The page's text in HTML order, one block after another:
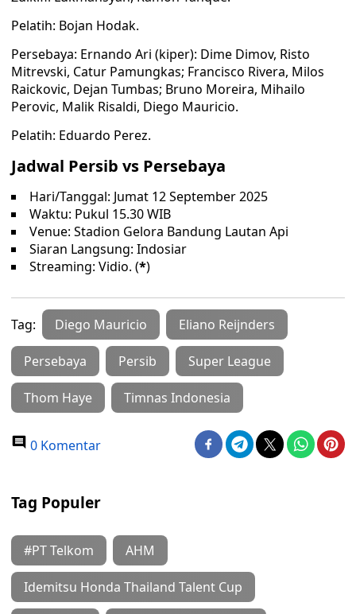
Pelatih: Bojan Hodak.
Persebaya: Ernando Ari (kiper): Dime Dimov, Risto
Mitrevski, Catur Pamungkas; Francisco Rivera, Milos
Raickovic, Dejan Tumbas; Bruno Moreira, Mihailo
Perovic, Malik Risaldi, Diego Mauricio.
Pelatih: Eduardo Perez.
Jadwal Persib vs Persebaya
Hari/Tanggal: Jumat 12 September 2025
Waktu: Pukul 15.30 WIB
Venue: Stadion Gelora Bandung Lautan Api
Siaran Langsung: Indosiar
Streaming: Vidio. (*)
Tag: Diego Mauricio Eliano Reijnders
Persebaya Persib Super League
Thom Haye Timnas Indonesia
0 Komentar
Tag Populer
#PT Telkom AHM
Idemitsu Honda Thailand Talent Cup